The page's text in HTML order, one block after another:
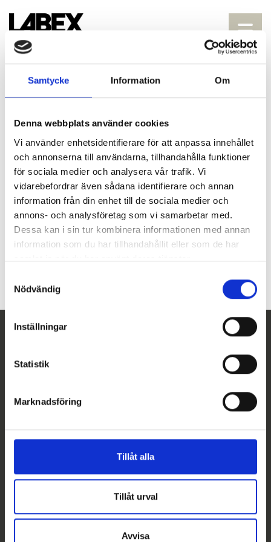
Samtycke Information Om
Denna webbplats använder cookies
Vi använder enhetsidentifierare för att anpassa innehållet
och annonserna till användarna, tillhandahålla funktioner
för sociala medier och analysera vår trafik. Vi
vidarebefordrar även sådana identifierare och annan
information från din enhet till de sociala medier och
annons- och analysföretag som vi samarbetar med.
Dessa kan i sin tur kombinera informationen med annan
information som du har tillhandahållit eller som de har
samlat in när du har använt deras tjänster.
Nödvändig
Inställningar
Statistik
Marknadsföring
Tillåt alla
Tillåt urval
Avvisa
HEALTHCARE>HLA- TYPING>HLA-ASSOSIERT SYKDOMSTYPING>CELIAKI
CELIAKI
KONTAKT OSS HER